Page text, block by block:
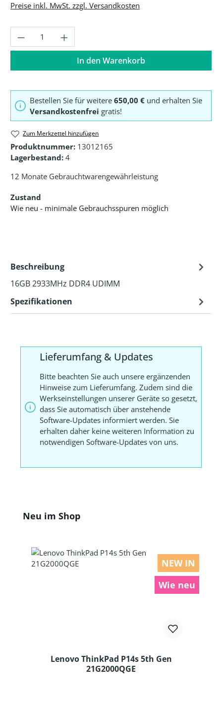
Preise inkl. MwSt. zzgl. Versandkosten
Produkt Anzahl: Gib den gewünschten
In den Warenkorb
Bestellen Sie für weitere 650,00 € und erhalten Sie
Versandkostenfrei gratis!
Zum Merkzettel hinzufügen
Produktnummer: 13012165
Lagerbestand: 4
12 Monate Gebrauchtwarengewährleistung
Zustand
Wie neu - minimale Gebrauchsspuren möglich
Beschreibung
16GB 2933MHz DDR4 UDIMM
Spezifikationen
Lieferumfang & Updates
Bitte beachten Sie auch unsere ergänzenden
Hinweise zum Lieferumfang. Zudem sind die
Werkseinstellungen unserer Geräte so gesetzt,
dass Sie automatisch über anstehende
Software-Updates informiert werden. Sie
erhalten daher keine weiteren Information zu
notwendigen Software-Updates von uns.
Produktgalerie überspringen
Neu im Shop
NEW IN
Wie neu
Lenovo ThinkPad P14s 5th Gen
21G2000QGE